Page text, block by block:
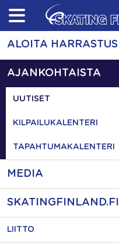
Skip
content
ALOITA HARRASTUS
AJANKOHTAISTA
UUTISET
KILPAILUKALENTERI
TAPAHTUMAKALENTERI
MEDIA
SKATINGFINLAND.FI
LIITTO